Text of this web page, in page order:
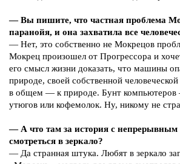
— Вы пишите, что частная проблема
паранойя, и она захватила все
— Нет, это собственно не Мокрецов
Мокрец произошел от Прогрессора и
его смысл жизни доказать, что машины
природе, своей собственной
в общем — к природе. Бунт компьютеров
утюгов или кофемолок. Ну, никому не
— А что там за история с
смотреться в зеркало?
— Да странная штука. Любят в зеркало